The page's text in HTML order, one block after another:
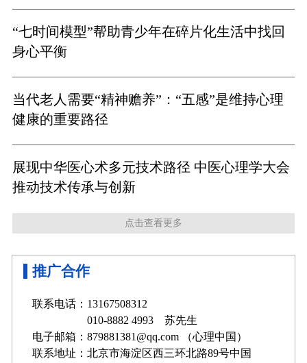
“七时间模型”帮助青少年在碎片化生活中找回
身心平衡
当代老人需要“精神赡养”：“五感”是维持心理
健康的重要路径
展现中华医心术多元技术路径 中医心理学大会
推动技术传承与创新
点击查看更多
推广合作
联系电话：13167508312
010-8882 4993 苏先生
电子邮箱：879881381@qq.com （心理中国）
联系地址：北京市海淀区西三环北路89号中国